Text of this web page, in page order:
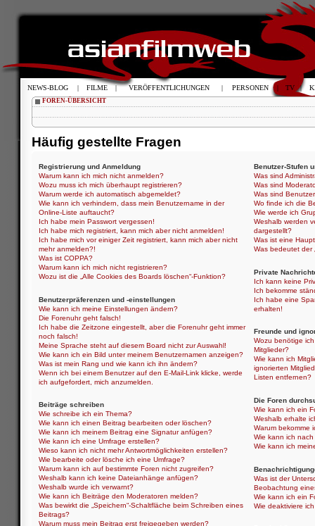
FOREN-ÜBERSICHT
Häufig gestellte Fragen
Registrierung und Anmeldung
Warum kann ich mich nicht anmelden?
Wozu muss ich mich überhaupt registrieren?
Warum werde ich automatisch abgemeldet?
Wie kann ich verhindern, dass mein Benutzername in der
Online-Liste auftaucht?
Ich habe mein Passwort vergessen!
Ich habe mich registriert, kann mich aber nicht anmelden!
Ich habe mich vor einiger Zeit registriert, kann mich aber nicht
mehr anmelden?!
Was ist COPPA?
Warum kann ich mich nicht registrieren?
Wozu ist die „Alle Cookies des Boards löschen“-Funktion?
Benutzerpräferenzen und -einstellungen
Wie kann ich meine Einstellungen ändern?
Die Forenuhr geht falsch!
Ich habe die Zeitzone eingestellt, aber die Forenuhr geht immer
noch falsch!
Meine Sprache steht auf diesem Board nicht zur Auswahl!
Wie kann ich ein Bild unter meinem Benutzernamen anzeigen?
Was ist mein Rang und wie kann ich ihn ändern?
Wenn ich bei einem Benutzer auf den E-Mail-Link klicke, werde
ich aufgefordert, mich anzumelden.
Beiträge schreiben
Wie schreibe ich ein Thema?
Wie kann ich einen Beitrag bearbeiten oder löschen?
Wie kann ich meinem Beitrag eine Signatur anfügen?
Wie kann ich eine Umfrage erstellen?
Wieso kann ich nicht mehr Antwortmöglichkeiten erstellen?
Wie bearbeite oder lösche ich eine Umfrage?
Warum kann ich auf bestimmte Foren nicht zugreifen?
Weshalb kann ich keine Dateianhänge anfügen?
Weshalb wurde ich verwarnt?
Wie kann ich Beiträge den Moderatoren melden?
Was bewirkt die „Speichern“-Schaltfläche beim Schreiben eines
Beitrags?
Warum muss mein Beitrag erst freigegeben werden?
Benutzer-Stufen
Was sind
Was sind
Was sind
Wo finde ich die
Wie werde ich
Weshalb werden
dargestellt?
Was ist eine
Was bedeutet der
Private
Ich kann keine
Ich bekomme
Ich habe eine
erhalten!
Freunde und
Wozu benötige
Mitglieder?
Wie kann ich
ignorierten
Listen entfernen?
Die Foren
Wie kann ich ein
Weshalb erhalte
Warum bekomme
Wie kann ich
Wie kann ich
Was ist der
Beobachtung
Wie kann ich ein
Wie deaktiviere
NEWS-BLOG | FILME | VERÖFFENTLICHUNGEN | PERSONEN | TV |